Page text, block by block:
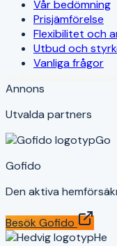
Vår bedömning
Prisjämförelse
Flexibilitet och
Utbud och
Vanliga frågor
Annons
Utvalda partners
Go
Gofido
Den aktiva
Besök Gofido
He